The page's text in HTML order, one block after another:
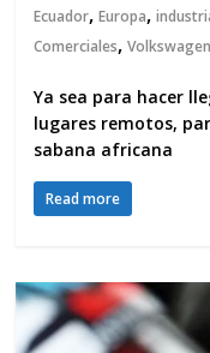
Ecuador,Europa,
Comerciales,Volkswagen
Ya sea para hacer
lugares remotos,
sabana africana
Read more